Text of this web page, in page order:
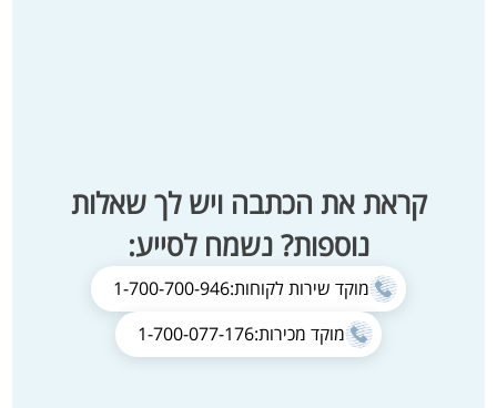
קראת את הכתבה ויש לך שאלות
נוספות? נשמח לסייע:
מוקד שירות לקוחות:1-700-700-946
מוקד מכירות:1-700-077-176